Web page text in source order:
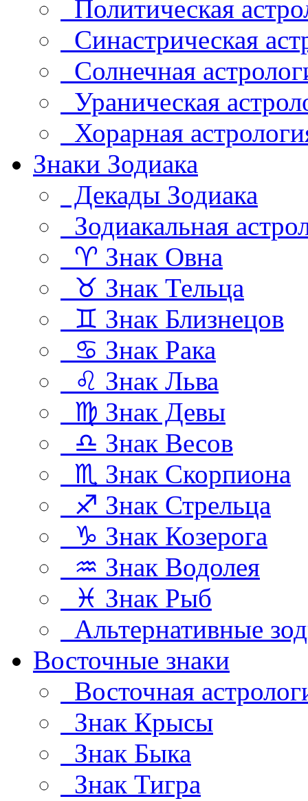
Политическая
Синастрическая
Солнечная
Ураническая
Хорарная
Знаки Зодиака
Декады Зодиака
Зодиакальная
♈ Знак Овна
♉ Знак Тельца
♊ Знак Близнецов
♋ Знак Рака
♌ Знак Льва
♍ Знак Девы
♎ Знак Весов
♏ Знак Скорпиона
♐ Знак Стрельца
♑ Знак Козерога
♒ Знак Водолея
♓ Знак Рыб
Альтернативные
Восточные знаки
Восточная
Знак Крысы
Знак Быка
Знак Тигра